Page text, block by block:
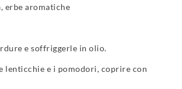
erbe aromatiche
e soffriggerle in olio.
lenticchie e i pomodori, coprire con